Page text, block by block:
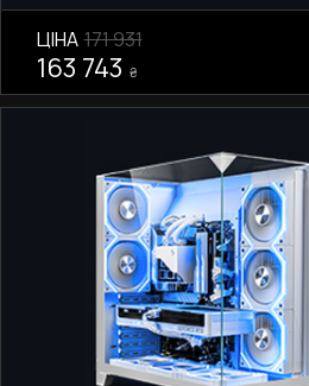
ЦІНА 171 931
163 743 ₴